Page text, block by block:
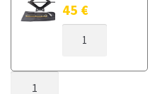
45 €
DOJAZDOVÉ
AUDI